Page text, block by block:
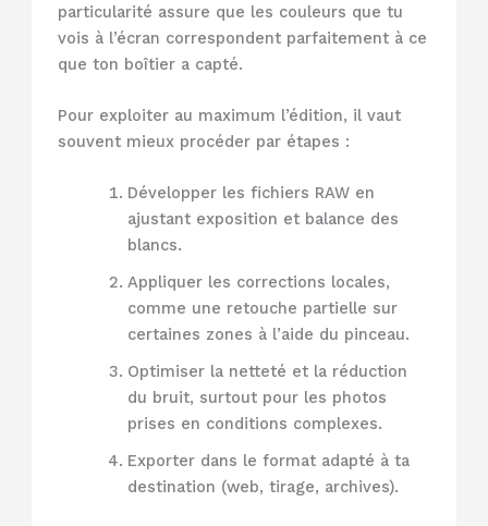
particularité assure que les couleurs que tu
vois à l’écran correspondent parfaitement à ce
que ton boîtier a capté.
Pour exploiter au maximum l’édition, il vaut
souvent mieux procéder par étapes :
Développer les fichiers RAW en
ajustant exposition et balance des
blancs.
Appliquer les corrections locales,
comme une retouche partielle sur
certaines zones à l’aide du pinceau.
Optimiser la netteté et la réduction
du bruit, surtout pour les photos
prises en conditions complexes.
Exporter dans le format adapté à ta
destination (web, tirage, archives).